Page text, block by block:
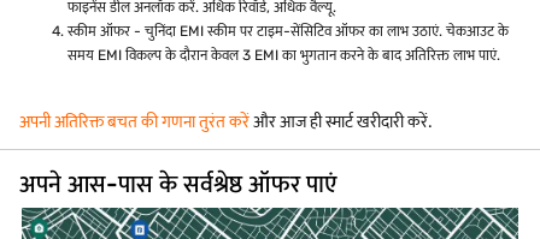
फाइनेंस डील अनलॉक करें. अधिक रिवॉर्ड, अधिक वैल्यू.
स्कीम ऑफर - चुनिंदा EMI स्कीम पर टाइम-सेंसिटिव ऑफर का लाभ उठाएं. चेकआउट के
समय EMI विकल्प के दौरान केवल 3 EMI का भुगतान करने के बाद अतिरिक्त लाभ पाएं.
अपनी अतिरिक्त बचत की गणना तुरंत करेंऔर आज ही स्मार्ट खरीदारी करें.
अपने आस-पास के सर्वश्रेष्ठ ऑफर पाएं